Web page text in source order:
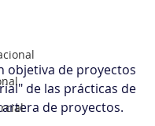
objetiva de proyectos
de las prácticas de
de proyectos.